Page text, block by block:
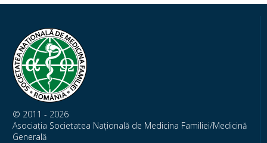
© 2011 - 2026
Asociația Societatea Națională de Medicina Familiei/Medicină
Generală